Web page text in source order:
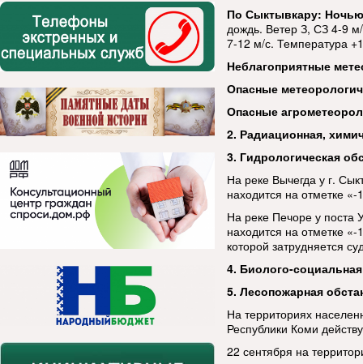
По Сыктывкару: Ночью
дождь. Ветер З, СЗ 4-9
7-12 м/с. Температура
Неблагоприятные
Опасные
Опасные
2. Радиационная,
3. Гидрологическая
На реке Вычегда у г.
находится на отметке
На реке Печоре у поста
находится на отметке
которой затрудняется
4. Биолого-
5. Лесопожарная
На территориях
Республики Коми
22 сентября на